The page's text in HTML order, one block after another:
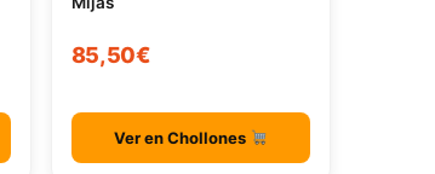
85,50€
Ver en Chollones